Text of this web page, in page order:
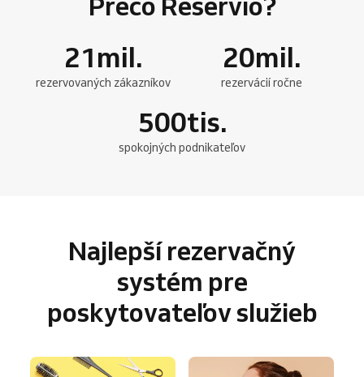
21mil.
rezervovaných zákazníkov
20mil.
rezervácií ročne
500tis.
spokojných podnikateľov
Najlepší rezervačný
systém pre
poskytovateľov služieb